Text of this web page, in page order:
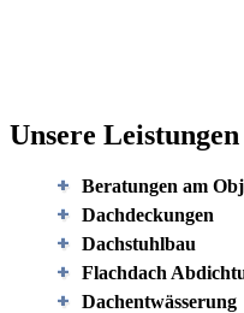
Unsere Leistungen
Beratungen am
Dachdeckungen
Dachstuhlbau
Flachdach
Dachentwässerung